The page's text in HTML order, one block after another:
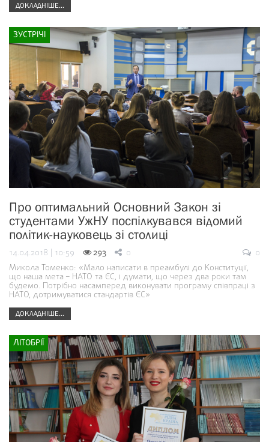
ДОКЛАДНІШЕ...
ЗУСТРІЧІ
Про оптимальний Основний Закон зі
студентами УжНУ поспілкувався відомий
політик-науковець зі столиці
14.04.2018 | 10:59 293 0
0
Микола Томенко: «Мало написати в преамбулі до Конституції,
що наша мета – НАТО та ЄС, і думати, що через два роки там
будемо. Потрібно насамперед виконувати програму співпраці з
НАТО, дотримуватися стандартів ЄС»
ДОКЛАДНІШЕ...
ЛІТОБРІЇ